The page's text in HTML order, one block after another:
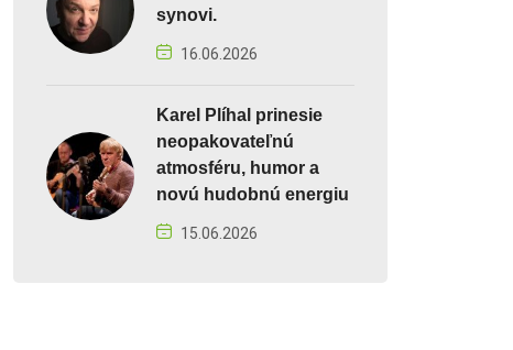
synovi.
16.06.2026
Karel Plíhal prinesie
neopakovateľnú
atmosféru, humor a
novú hudobnú energiu
15.06.2026